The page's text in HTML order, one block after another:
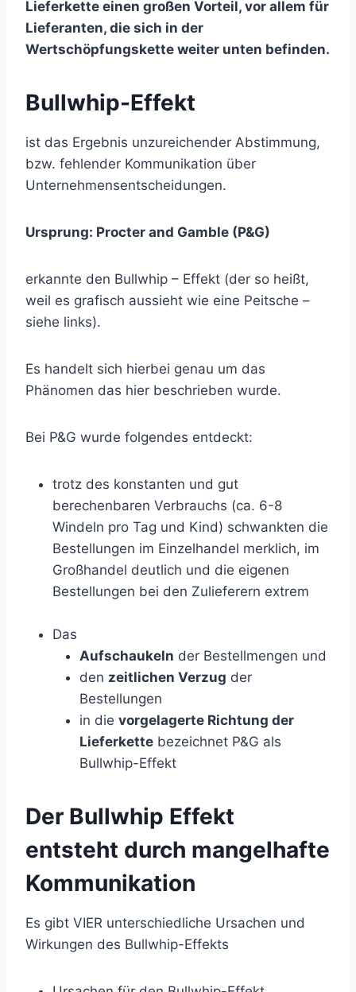
Lieferkette einen großen Vorteil, vor allem für
Lieferanten, die sich in der
Wertschöpfungskette weiter unten befinden.
Bullwhip-Effekt
ist das Ergebnis unzureichender Abstimmung,
bzw. fehlender Kommunikation über
Unternehmensentscheidungen.
Ursprung: Procter and Gamble (P&G)
erkannte den Bullwhip – Effekt (der so heißt,
weil es grafisch aussieht wie eine Peitsche –
siehe links).
Es handelt sich hierbei genau um das
Phänomen das hier beschrieben wurde.
Bei P&G wurde folgendes entdeckt:
trotz des konstanten und gut
berechenbaren Verbrauchs (ca. 6-8
Windeln pro Tag und Kind) schwankten die
Bestellungen im Einzelhandel merklich, im
Großhandel deutlich und die eigenen
Bestellungen bei den Zulieferern extrem
Das
Aufschaukeln der Bestellmengen und
den zeitlichen Verzug der
Bestellungen
in die vorgelagerte Richtung der
Lieferkette bezeichnet P&G als
Bullwhip-Effekt
Der Bullwhip Effekt
entsteht durch mangelhafte
Kommunikation
Es gibt VIER unterschiedliche Ursachen und
Wirkungen des Bullwhip-Effekts